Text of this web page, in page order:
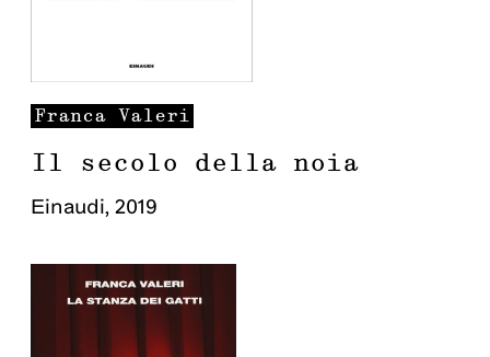
Franca Valeri
Il secolo della noia
Einaudi, 2019